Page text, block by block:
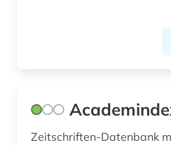
bildnis (1)
bildung (3)
Zeitschriften-Datenbank